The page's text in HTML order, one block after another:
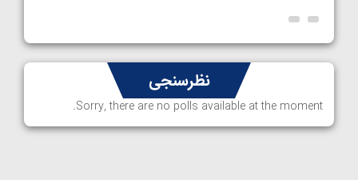
نظرسنجی
Sorry, there are no polls available at the moment.